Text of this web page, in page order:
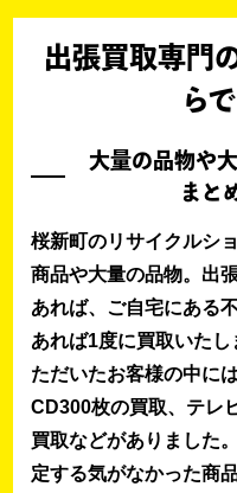
出張買取専門
ら
大量の品物や
まと
桜新町のリサイクルシ
商品や大量の品物。出
あれば、ご自宅にある
あれば1度に買取いた
ただいたお客様の中に
CD300枚の買取、テレ
買取などがありました
定する気がなかった商